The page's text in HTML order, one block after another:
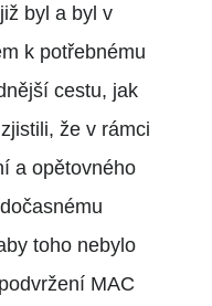
byl a byl v
k potřebnému
cestu, jak
že v rámci
a opětovného
toho nebylo
MAC